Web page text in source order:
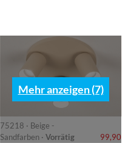
75218 · Beige -
Sandfarben · Vorrätig 99,90
Mehr anzeigen (7)